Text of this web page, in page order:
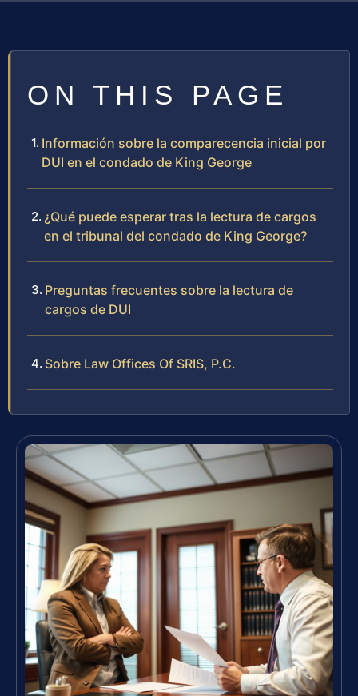
ON THIS PAGE
Información sobre la comparecencia inicial por
DUI en el condado de King George
¿Qué puede esperar tras la lectura de cargos
en el tribunal del condado de King George?
Preguntas frecuentes sobre la lectura de
cargos de DUI
Sobre Law Offices Of SRIS, P.C.